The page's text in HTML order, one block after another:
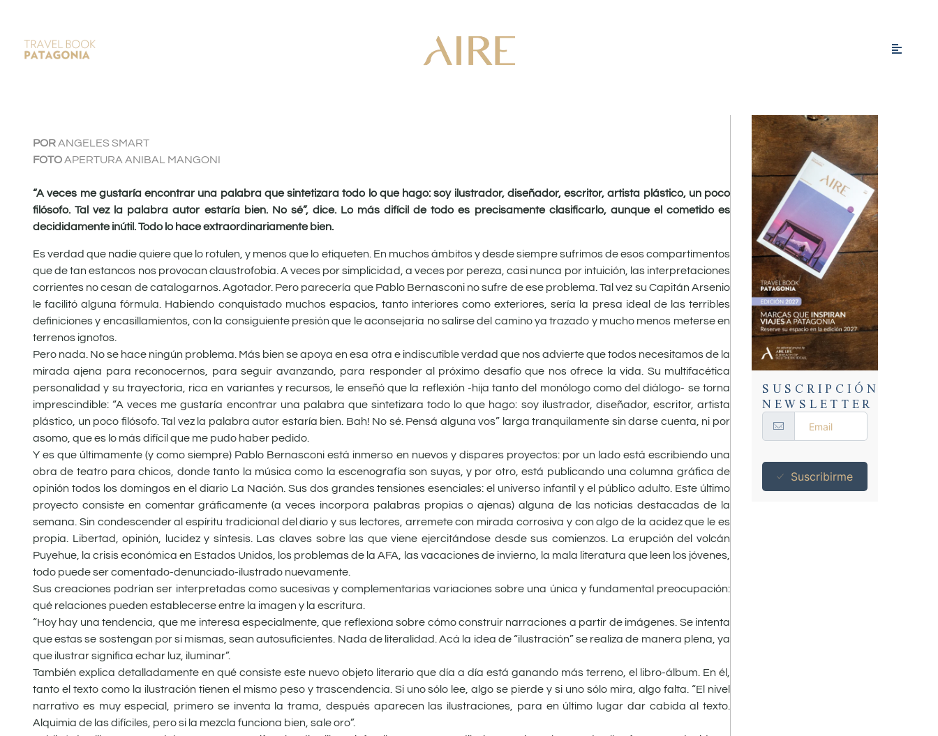
PORANGELES SMART
FOTOAPERTURA ANIBAL MANGONI
“A veces me gustaría encontrar una palabra que sintetizara todo lo que hago: soy ilustrador, diseñador, escritor, artista plástico, un poco
filósofo. Tal vez la palabra autor estaría bien. No sé”, dice. Lo más difícil de todo es precisamente clasificarlo, aunque el cometido es
decididamente inútil. Todo lo hace extraordinariamente bien.
Es verdad que nadie quiere que lo rotulen, y menos que lo etiqueten. En muchos ámbitos y desde siempre sufrimos de esos compartimentos
que de tan estancos nos provocan claustrofobia. A veces por simplicidad, a veces por pereza, casi nunca por intuición, las interpretaciones
corrientes no cesan de catalogarnos. Agotador. Pero parecería que Pablo Bernasconi no sufre de ese problema. Tal vez su Capitán Arsenio
le facilitó alguna fórmula. Habiendo conquistado muchos espacios, tanto interiores como exteriores, sería la presa ideal de las terribles
definiciones y encasillamientos, con la consiguiente presión que le aconsejaría no salirse del camino ya trazado y mucho menos meterse en
terrenos ignotos.
Pero nada. No se hace ningún problema. Más bien se apoya en esa otra e indiscutible verdad que nos advierte que todos necesitamos de la
mirada ajena para reconocernos, para seguir avanzando, para responder al próximo desafío que nos ofrece la vida. Su multifacética
personalidad y su trayectoria, rica en variantes y recursos, le enseñó que la reflexión -hija tanto del monólogo como del diálogo- se torna
imprescindible: “A veces me gustaría encontrar una palabra que sintetizara todo lo que hago: soy ilustrador, diseñador, escritor, artista
plástico, un poco filósofo. Tal vez la palabra autor estaría bien. Bah! No sé. Pensá alguna vos” larga tranquilamente sin darse cuenta, ni por
asomo, que es lo más difícil que me pudo haber pedido.
Y es que últimamente (y como siempre) Pablo Bernasconi está inmerso en nuevos y dispares proyectos: por un lado está escribiendo una
obra de teatro para chicos, donde tanto la música como la escenografía son suyas, y por otro, está publicando una columna gráfica de
opinión todos los domingos en el diario La Nación. Sus dos grandes tensiones esenciales: el universo infantil y el público adulto. Este último
proyecto consiste en comentar gráficamente (a veces incorpora palabras propias o ajenas) alguna de las noticias destacadas de la
semana. Sin condescender al espíritu tradicional del diario y sus lectores, arremete con mirada corrosiva y con algo de la acidez que le es
propia. Libertad, opinión, lucidez y síntesis. Las claves sobre las que viene ejercitándose desde sus comienzos. La erupción del volcán
Puyehue, la crisis económica en Estados Unidos, los problemas de la AFA, las vacaciones de invierno, la mala literatura que leen los jóvenes,
todo puede ser comentado-denunciado-ilustrado nuevamente.
Sus creaciones podrían ser interpretadas como sucesivas y complementarias variaciones sobre una única y fundamental preocupación:
qué relaciones pueden establecerse entre la imagen y la escritura.
“Hoy hay una tendencia, que me interesa especialmente, que reflexiona sobre cómo construir narraciones a partir de imágenes. Se intenta
que estas se sostengan por sí mismas, sean autosuficientes. Nada de literalidad. Acá la idea de “ilustración” se realiza de manera plena, ya
que ilustrar significa echar luz, iluminar”.
También explica detalladamente en qué consiste este nuevo objeto literario que día a día está ganando más terreno, el libro-álbum. En él,
tanto el texto como la ilustración tienen el mismo peso y trascendencia. Si uno sólo lee, algo se pierde y si uno sólo mira, algo falta. “El nivel
narrativo es muy especial, primero se inventa la trama, después aparecen las ilustraciones, para en último lugar dar cabida al texto.
Alquimia de las difíciles, pero si la mezcla funciona bien, sale oro”.
SUSCRIPCIÓN
NEWSLETTER
Suscribirme